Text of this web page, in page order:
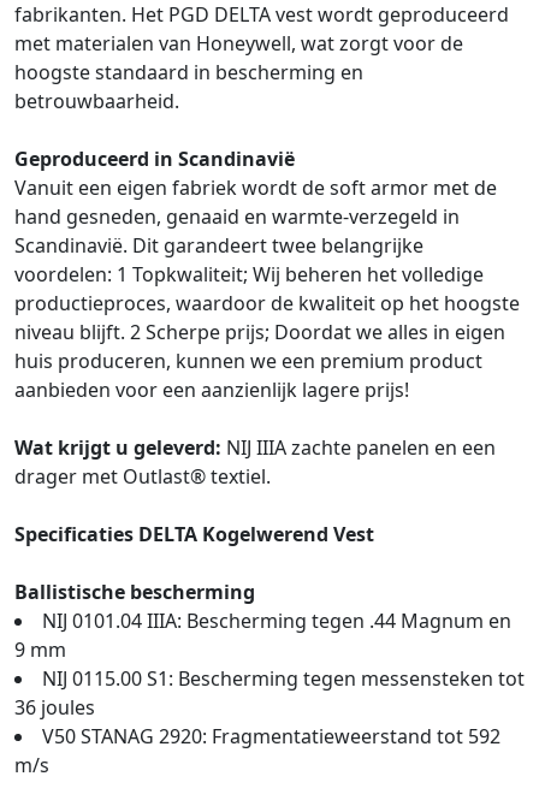
fabrikanten. Het PGD DELTA vest wordt geproduceerd
met materialen van Honeywell, wat zorgt voor de
hoogste standaard in bescherming en
betrouwbaarheid.
Geproduceerd in Scandinavië
Vanuit een eigen fabriek wordt de soft armor met de
hand gesneden, genaaid en warmte-verzegeld in
Scandinavië. Dit garandeert twee belangrijke
voordelen: 1 Topkwaliteit; Wij beheren het volledige
productieproces, waardoor de kwaliteit op het hoogste
niveau blijft. 2 Scherpe prijs; Doordat we alles in eigen
huis produceren, kunnen we een premium product
aanbieden voor een aanzienlijk lagere prijs!
Wat krijgt u geleverd: NIJ IIIA zachte panelen en een
drager met Outlast® textiel.
Specificaties DELTA Kogelwerend Vest
Ballistische bescherming
NIJ 0101.04 IIIA: Bescherming tegen .44 Magnum en
9 mm
NIJ 0115.00 S1: Bescherming tegen messensteken tot
36 joules
V50 STANAG 2920: Fragmentatieweerstand tot 592
m/s